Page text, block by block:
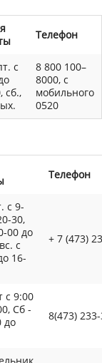
Телефон
с
сб.,
8 800 100–
8000, с
мобильного
0520
Телефон
с 9-
30,
00 до
с
16-
+ 7 (473)
с 9:00
Сб -
до
8(473)